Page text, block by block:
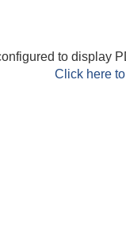
to display
Click here